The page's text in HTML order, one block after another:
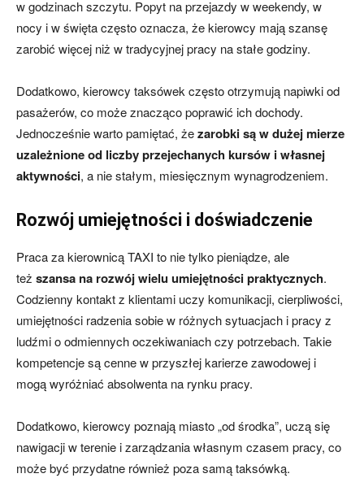
w godzinach szczytu. Popyt na przejazdy w weekendy, w
nocy i w święta często oznacza, że kierowcy mają szansę
zarobić więcej niż w tradycyjnej pracy na stałe godziny.
Dodatkowo, kierowcy taksówek często otrzymują napiwki od
pasażerów, co może znacząco poprawić ich dochody.
Jednocześnie warto pamiętać, żezarobki są w dużej mierze
uzależnione od liczby przejechanych kursów i własnej
aktywności, a nie stałym, miesięcznym wynagrodzeniem.
Rozwój umiejętności i doświadczenie
Praca za kierownicą TAXI to nie tylko pieniądze, ale
też szansa na rozwój wielu umiejętności praktycznych.
Codzienny kontakt z klientami uczy komunikacji, cierpliwości,
umiejętności radzenia sobie w różnych sytuacjach i pracy z
ludźmi o odmiennych oczekiwaniach czy potrzebach. Takie
kompetencje są cenne w przyszłej karierze zawodowej i
mogą wyróżniać absolwenta na rynku pracy.
Dodatkowo, kierowcy poznają miasto „od środka”, uczą się
nawigacji w terenie i zarządzania własnym czasem pracy, co
może być przydatne również poza samą taksówką.